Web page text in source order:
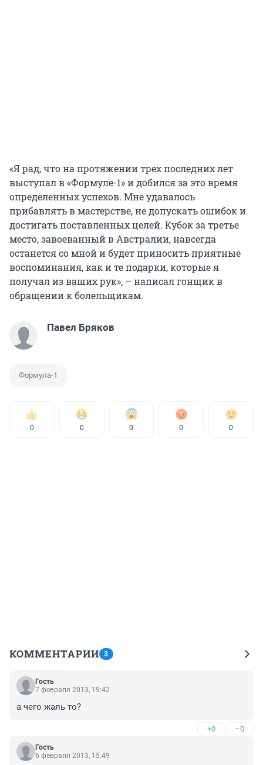
«Я рад, что на протяжении трех последних лет
выступал в «Формуле-1» и добился за это время
определенных успехов. Мне удавалось
прибавлять в мастерстве, не допускать ошибок и
достигать поставленных целей. Кубок за третье
место, завоеванный в Австралии, навсегда
останется со мной и будет приносить приятные
воспоминания, как и те подарки, которые я
получал из ваших рук», – написал гонщик в
обращении к болельщикам.
Павел Бряков
Формула-1
0 0 0 0 0
КОММЕНТАРИИ 3
Гость
7 февраля 2013, 19:42
а чего жаль то?
+0 –0
Гость
6 февраля 2013, 15:49